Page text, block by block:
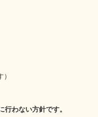
わない方針です。